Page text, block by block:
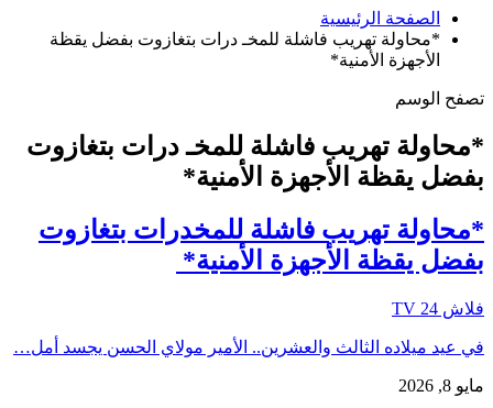
الصفحة الرئيسية
*محاولة تهريب فاشلة للمخـ درات بتغازوت بفضل يقظة
الأجهزة الأمنية*
تصفح الوسم
*محاولة تهريب فاشلة للمخـ درات بتغازوت
بفضل يقظة الأجهزة الأمنية*
*محاولة تهريب فاشلة للمخدرات بتغازوت
بفضل يقظة الأجهزة الأمنية*
فلاش 24 TV
في عيد ميلاده الثالث والعشرين.. الأمير مولاي الحسن يجسد أمل…
مايو 8, 2026